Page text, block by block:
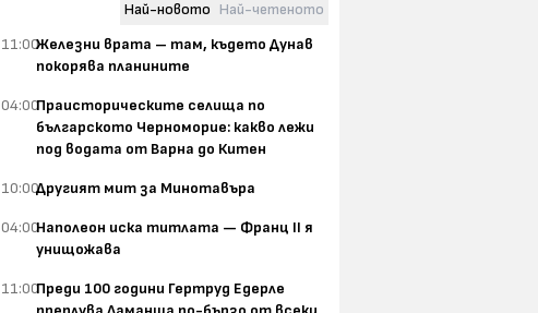
Най-новото Най-четеното
11:00Железни врата – там, където Дунав
покорява планините
04:00Праисторическите селища по
българското Черноморие: какво лежи
под водата от Варна до Китен
10:00Другият мит за Минотавъра
04:00Наполеон иска титлата — Франц II я
унищожава
11:00Преди 100 години Гертруд Едерле